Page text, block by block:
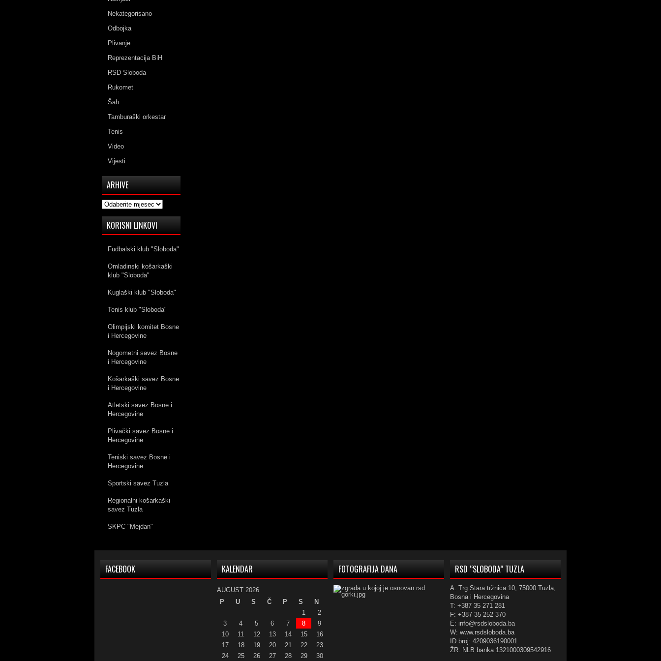
Nekategorisano
Odbojka
Plivanje
Reprezentacija BiH
RSD Sloboda
Rukomet
Šah
Tamburaški orkestar
Tenis
Video
Vijesti
ARHIVE
Arhive
KORISNI LINKOVI
Fudbalski klub "Sloboda"
Omladinski košarkaški
klub "Sloboda"
Kuglaški klub "Sloboda"
Tenis klub "Sloboda"
Olimpijski komitet Bosne
i Hercegovine
Nogometni savez Bosne
i Hercegovine
Košarkaški savez Bosne
i Hercegovine
Atletski savez Bosne i
Hercegovine
Plivački savez Bosne i
Hercegovine
Teniski savez Bosne i
Hercegovine
Sportski savez Tuzla
Regionalni košarkaški
savez Tuzla
SKPC "Mejdan"
FACEBOOK KALENDAR
AUGUST 2026
P
U S Č P S
N
1
2
3
4 5 6 7 8
9
10
11 12 13 14 15
16
17
18 19 20 21 22
23
24
25 26 27 28 29 30
FOTOGRAFIJA DANA RSD “SLOBODA” TUZLA
A: Trg Stara tržnica 10, 75000 Tuzla,
Bosna i Hercegovina
T: +387 35 271 281
F: +387 35 252 370
E: info@rsdsloboda.ba
W: www.rsdsloboda.ba
ID broj: 4209036190001
ŽR: NLB banka 1321000309542916